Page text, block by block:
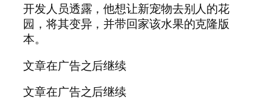
开发人员透露，他想让新宠物去别人的花
园，将其变异，并带回家该水果的克隆版
本。
文章在广告之后继续
文章在广告之后继续